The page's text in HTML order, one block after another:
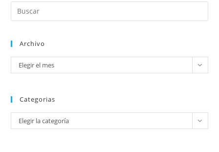
Archivo
Elegir el mes
Categorias
Elegir la categoría